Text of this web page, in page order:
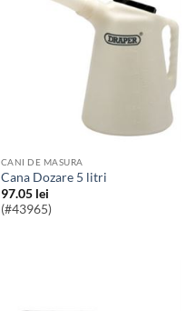
CANI DE MASURA
Cana Dozare 5 litri
97.05 lei
(#43965)